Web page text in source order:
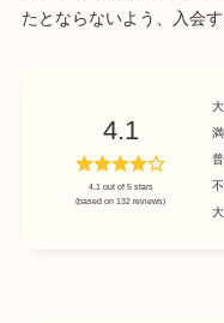
たとならないよう、入会
4.1
4.1 out of 5 stars
(based on 132 reviews)